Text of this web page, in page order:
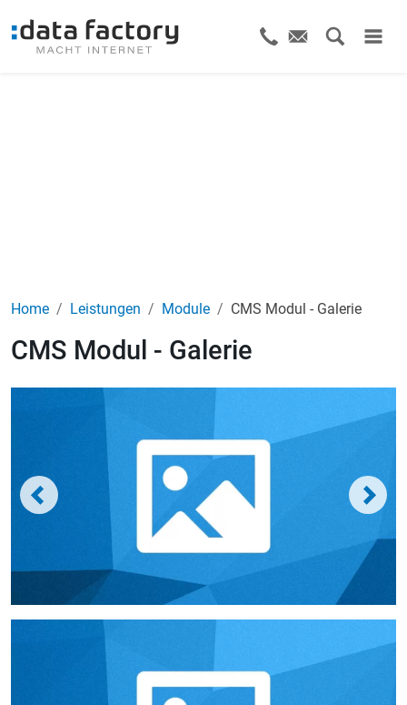
Home Leistungen Module CMS Modul - Galerie
CMS Modul - Galerie